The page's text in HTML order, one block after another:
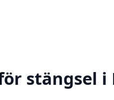
stängsel i